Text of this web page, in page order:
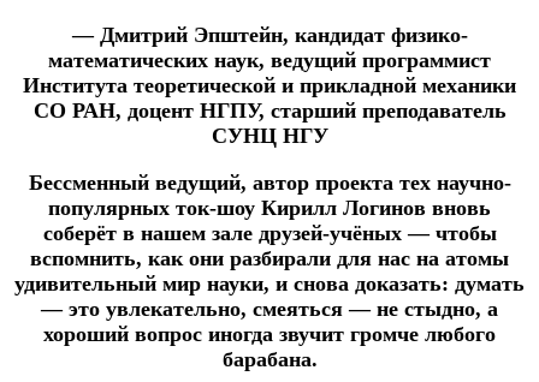
— Дмитрий Эпштейн, кандидат физико-
математических наук, ведущий программист
Института теоретической и прикладной механики
СО РАН, доцент НГПУ, старший преподаватель
СУНЦ НГУ
Бессменный ведущий, автор проекта тех научно-
популярных ток-шоу Кирилл Логинов вновь
соберёт в нашем зале друзей-учёных — чтобы
вспомнить, как они разбирали для нас на атомы
удивительный мир науки, и снова доказать: думать
— это увлекательно, смеяться — не стыдно, а
хороший вопрос иногда звучит громче любого
барабана.